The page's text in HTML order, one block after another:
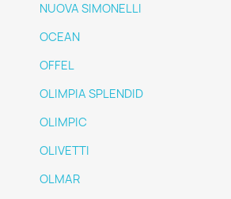
NUOVA SIMONELLI
OCEAN
OFFEL
OLIMPIA SPLENDID
OLIMPIC
OLIVETTI
OLMAR